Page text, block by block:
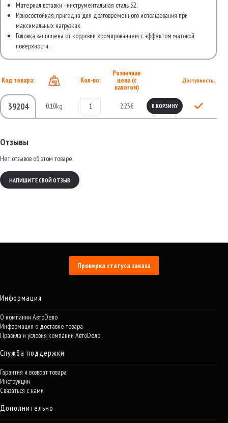
Материал вставки - инструментальная сталь S2.
Износостойкая, пригодна для долговременного использования при
максимальных нагрузках.
Головка защищена от коррозии хромированием с эффектом матовой
поверхности.
Код товара: Кол-во:
Розничная
цена (с
налогом)
Доступность:
39204 0.10kg 2.23€ В КОРЗИНУ
Отзывы
Нет отзывов об этом товаре.
НАПИШИТЕ СВОЙ ОТЗЫВ
Проверка статуса заказа
Информация
О компании АвтоDело
Информация о доставке товара
Правила и условия компании АвтоDело
Служба поддержки
Гарантия и возврат товара
Инструкции
Связаться с нами
Дополнительно